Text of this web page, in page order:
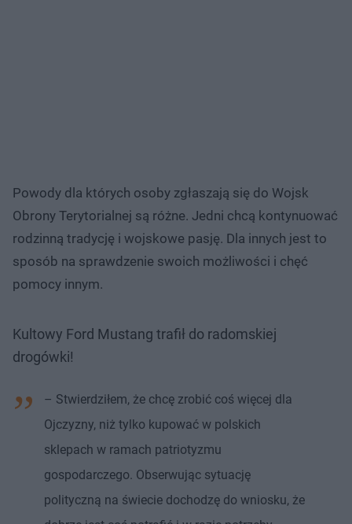
Powody dla których osoby zgłaszają się do Wojsk
Obrony Terytorialnej są różne. Jedni chcą kontynuować
rodzinną tradycję i wojskowe pasję. Dla innych jest to
sposób na sprawdzenie swoich możliwości i chęć
pomocy innym.
Kultowy Ford Mustang trafił do radomskiej
drogówki!
– Stwierdziłem, że chcę zrobić coś więcej dla
Ojczyzny, niż tylko kupować w polskich
sklepach w ramach patriotyzmu
gospodarczego. Obserwując sytuację
polityczną na świecie dochodzę do wniosku, że